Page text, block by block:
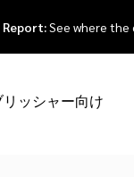
Report:See where the
ッシャー向け